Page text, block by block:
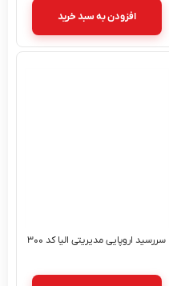
افزودن به سبد خرید
سررسید اروپایی مدیریتی الیا کد ۳۰۰